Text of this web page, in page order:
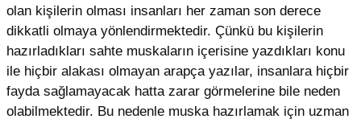
olan kişilerin olması insanları her zaman son derece
dikkatli olmaya yönlendirmektedir. Çünkü bu kişilerin
hazırladıkları sahte muskaların içerisine yazdıkları konu
ile hiçbir alakası olmayan arapça yazılar, insanlara hiçbir
fayda sağlamayacak hatta zarar görmelerine bile neden
olabilmektedir. Bu nedenle muska hazırlamak için uzman